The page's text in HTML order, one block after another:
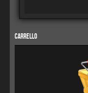
Carrello